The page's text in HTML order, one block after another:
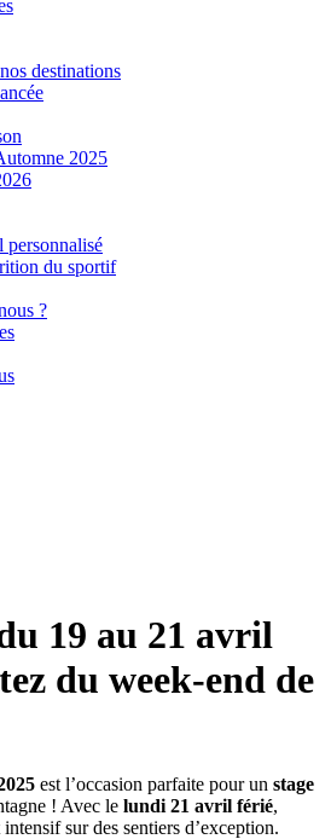
destinations
2025
personnalisé
du sportif
?
19 au 21 avril
du week-end de
est l’occasion parfaite pour un stage
! Avec le lundi 21 avril férié,
sur des sentiers d’exception.